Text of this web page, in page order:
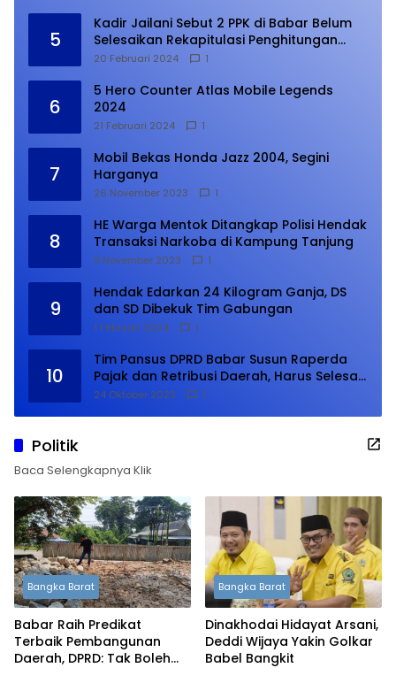
5
Kadir Jailani Sebut 2 PPK di Babar Belum
Selesaikan Rekapitulasi Penghitungan
Suara
20 Februari 2024 1
6
5 Hero Counter Atlas Mobile Legends
2024
21 Februari 2024 1
7
Mobil Bekas Honda Jazz 2004, Segini
Harganya
26 November 2023 1
8
HE Warga Mentok Ditangkap Polisi Hendak
Transaksi Narkoba di Kampung Tanjung
9 November 2023 1
9
Hendak Edarkan 24 Kilogram Ganja, DS
dan SD Dibekuk Tim Gabungan
1 Februari 2024 1
10
Tim Pansus DPRD Babar Susun Raperda
Pajak dan Retribusi Daerah, Harus Selesai
Januari 2024
24 Oktober 2023 1
Politik
Baca Selengkapnya Klik
Bangka Barat
Babar Raih Predikat
Terbaik Pembangunan
Daerah, DPRD: Tak Boleh
Bangka Barat
Dinakhodai Hidayat Arsani,
Deddi Wijaya Yakin Golkar
Babel Bangkit